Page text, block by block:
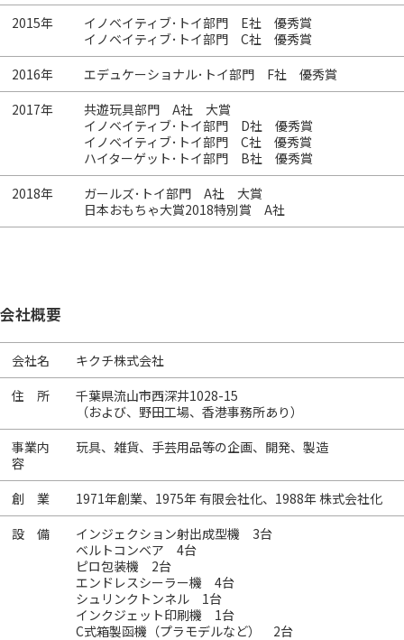
2015年
イノベイティブ･トイ部門 E社 優秀賞
イノベイティブ･トイ部門 C社 優秀賞
2016年
エデュケーショナル･トイ部門 F社 優秀賞
2017年
共遊玩具部門 A社 大賞
イノベイティブ･トイ部門 D社 優秀賞
イノベイティブ･トイ部門 C社 優秀賞
ハイターゲット･トイ部門 B社 優秀賞
2018年
ガールズ･トイ部門 A社 大賞
日本おもちゃ大賞2018特別賞 A社
会社概要
会社名
キクチ株式会社
住 所
千葉県流山市西深井1028-15
（および、野田工場、香港事務所あり）
事業内
容
玩具、雑貨、手芸用品等の企画、開発、製造
創 業
1971年創業、1975年 有限会社化、1988年 株式会社化
設 備
インジェクション射出成型機 3台
ベルトコンベア 4台
ピロ包装機 2台
エンドレスシーラー機 4台
シュリンクトンネル 1台
インクジェット印刷機 1台
C式箱製函機（プラモデルなど） 2台